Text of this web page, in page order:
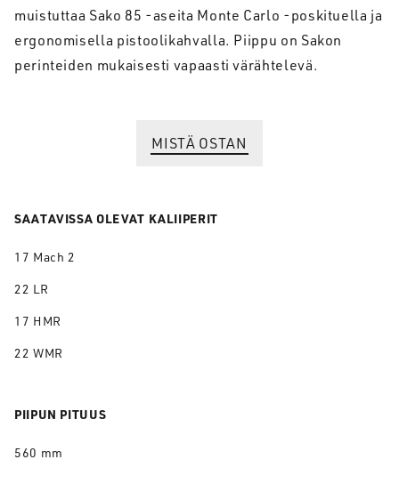
muistuttaa Sako 85 -aseita Monte Carlo -poskituella ja
ergonomisella pistoolikahvalla. Piippu on Sakon
perinteiden mukaisesti vapaasti värähtelevä.
MISTÄ OSTAN
SAATAVISSA OLEVAT KALIIPERIT
17 Mach 2
22 LR
17 HMR
22 WMR
PIIPUN PITUUS
560 mm